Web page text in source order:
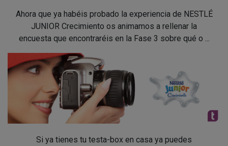
Ahora que ya habéis probado la experiencia de NESTLÉ
JUNIOR Crecimiento os animamos a rellenar la
encuesta que encontraréis en la Fase 3 sobre qué o ...
Si ya tienes tu testa-box en casa ya puedes